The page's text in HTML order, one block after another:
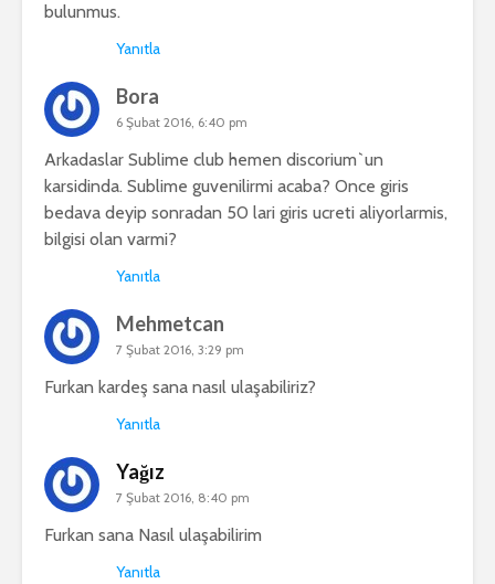
bulunmus.
Yanıtla
Bora
6 Şubat 2016, 6:40 pm
Arkadaslar Sublime club hemen discorium`un
karsidinda. Sublime guvenilirmi acaba? Once giris
bedava deyip sonradan 50 lari giris ucreti aliyorlarmis,
bilgisi olan varmi?
Yanıtla
Mehmetcan
7 Şubat 2016, 3:29 pm
Furkan kardeş sana nasıl ulaşabiliriz?
Yanıtla
Yağız
7 Şubat 2016, 8:40 pm
Furkan sana Nasıl ulaşabilirim
Yanıtla